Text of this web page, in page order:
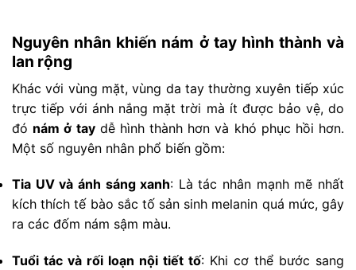
Nguyên nhân khiến nám ở tay hình thành và
lan rộng
Khác với vùng mặt, vùng da tay thường xuyên tiếp xúc
trực tiếp với ánh nắng mặt trời mà ít được bảo vệ, do
đó nám ở taydễ hình thành hơn và khó phục hồi hơn.
Một số nguyên nhân phổ biến gồm:
Tia UV và ánh sáng xanh: Là tác nhân mạnh mẽ nhất
kích thích tế bào sắc tố sản sinh melanin quá mức, gây
ra các đốm nám sậm màu.
Tuổi tác và rối loạn nội tiết tố: Khi cơ thể bước sang